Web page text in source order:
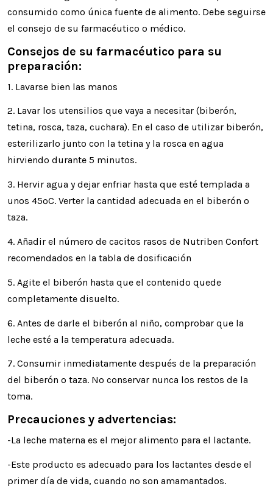
consumido como única fuente de alimento. Debe seguirse
el consejo de su farmacéutico o médico.
Consejos de su farmacéutico para su
preparación:
1. Lavarse bien las manos
2. Lavar los utensilios que vaya a necesitar (biberón,
tetina, rosca, taza, cuchara). En el caso de utilizar biberón,
esterilizarlo junto con la tetina y la rosca en agua
hirviendo durante 5 minutos.
3. Hervir agua y dejar enfriar hasta que esté templada a
unos 45ºC. Verter la cantidad adecuada en el biberón o
taza.
4. Añadir el número de cacitos rasos de Nutriben Confort
recomendados en la tabla de dosificación
5. Agite el biberón hasta que el contenido quede
completamente disuelto.
6. Antes de darle el biberón al niño, comprobar que la
leche esté a la temperatura adecuada.
7. Consumir inmediatamente después de la preparación
del biberón o taza. No conservar nunca los restos de la
toma.
Precauciones y advertencias:
-La leche materna es el mejor alimento para el lactante.
-Este producto es adecuado para los lactantes desde el
primer día de vida, cuando no son amamantados.